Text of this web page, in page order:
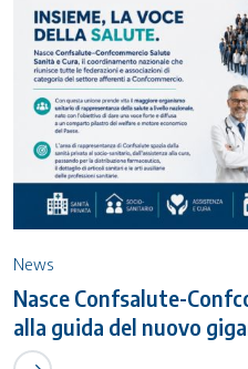
News
Nasce Confsalute-
alla guida del nuovo